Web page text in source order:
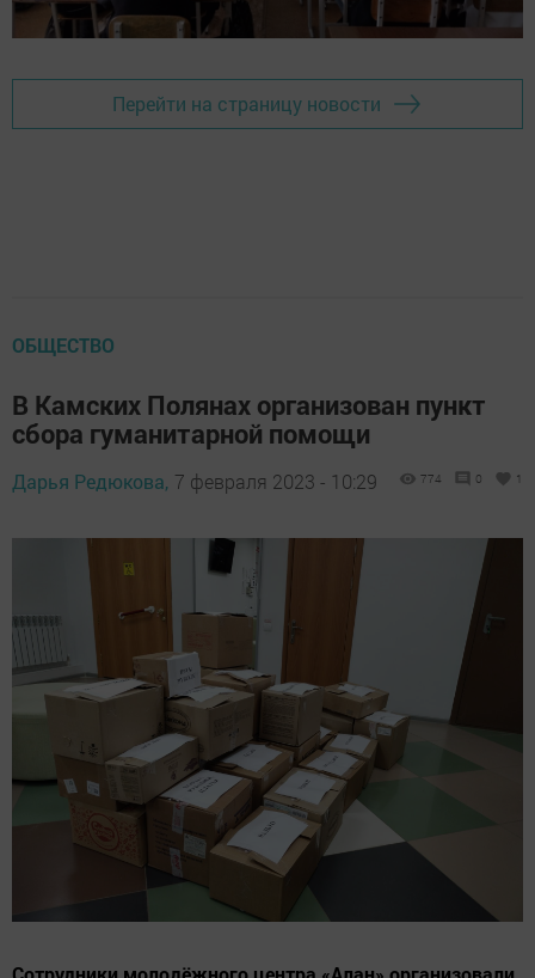
Перейти на страницу новости
ОБЩЕСТВО
В Камских Полянах организован пункт
сбора гуманитарной помощи
Дарья Редюкова, 7 февраля 2023 - 10:29 774 0 1